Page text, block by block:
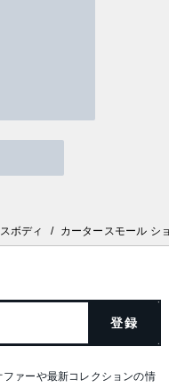
ボディ / カータースモール シ
登録
ァーや最新コレクションの情